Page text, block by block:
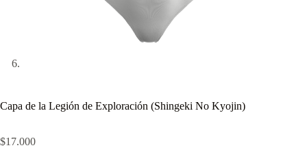
Capa de la Legión de Exploración (Shingeki No Kyojin)
$17.000